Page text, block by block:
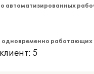
автоматизированных
одновременно работающих
5